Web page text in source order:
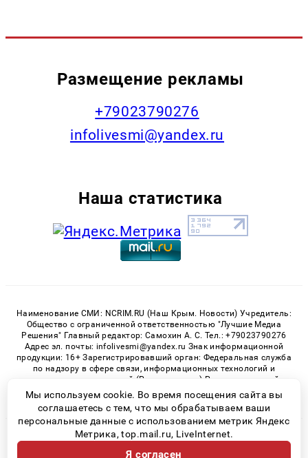
Размещение рекламы
+79023790276
infolivesmi@yandex.ru
Наша статистика
Наименование СМИ: NCRIM.RU (Наш Крым. Новости) Учредитель:
Общество с ограниченной ответственностью "Лучшие Медиа
Решения" Главный редактор: Самохин А. С. Тел.: +79023790276
Адрес эл. почты: infolivesmi@yandex.ru Знак информационной
продукции: 16+ Зарегистрировавший орган: Федеральная служба
по надзору в сфере связи, информационных технологий и
массовых коммуникаций (Роскомнадзор) Регистрационный
номер СМИ ЭЛ № ФС 77 - 81150 от 02.06.2021
© 2026 «nCrim.ru» | Все права защищены
Возрастная категория сайта 16+
Мы используем cookie. Во время посещения сайта вы
соглашаетесь с тем, что мы обрабатываем ваши
персональные данные с использованием метрик Яндекс
Метрика, top.mail.ru, LiveInternet.
Я согласен